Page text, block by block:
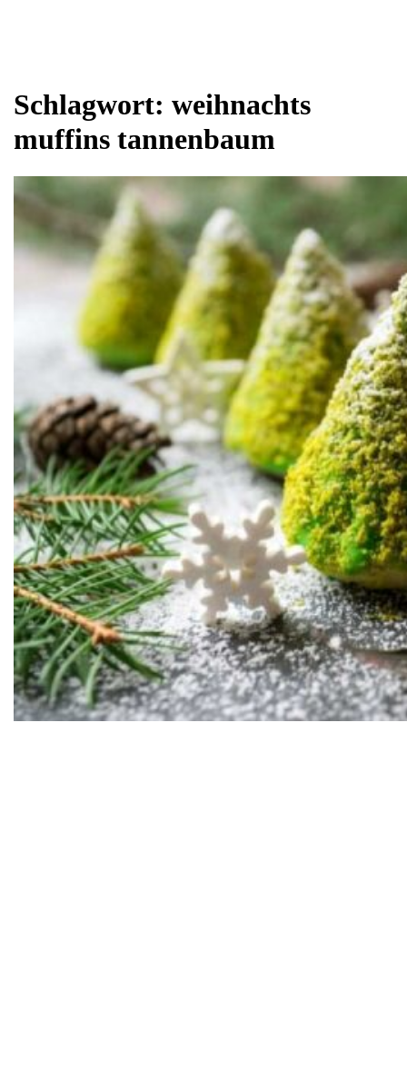
Schlagwort: weihnachts
muffins tannenbaum